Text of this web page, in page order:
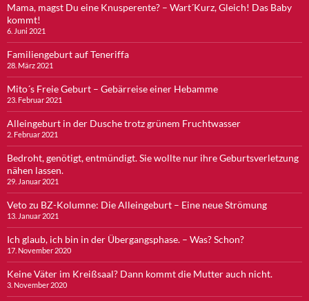
Mama, magst Du eine Knusperente? – Wart´Kurz, Gleich! Das Baby
kommt!
6. Juni 2021
Familiengeburt auf Teneriffa
28. März 2021
Mito´s Freie Geburt – Gebärreise einer Hebamme
23. Februar 2021
Alleingeburt in der Dusche trotz grünem Fruchtwasser
2. Februar 2021
Bedroht, genötigt, entmündigt. Sie wollte nur ihre Geburtsverletzung
nähen lassen.
29. Januar 2021
Veto zu BZ-Kolumne: Die Alleingeburt – Eine neue Strömung
13. Januar 2021
Ich glaub, ich bin in der Übergangsphase. – Was? Schon?
17. November 2020
Keine Väter im Kreißsaal? Dann kommt die Mutter auch nicht.
3. November 2020